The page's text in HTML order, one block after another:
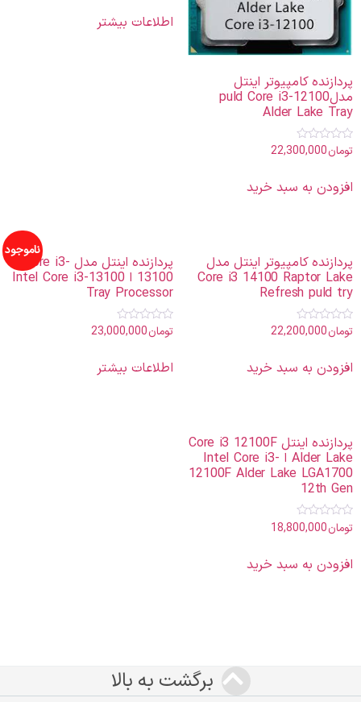
پردازنده کامپیوتر اینتل
مدلpuld Core i3-12100
Alder Lake Tray
امتیاز
0
5
تومان
افزودن به سبد خرید
5اطلاعات بیشتر
پردازنده کامپیوتر اینتل مدل
Core i3 14100 Raptor Lake
Refresh puld try
امتیاز
0
5
تومان
افزودن به سبد خرید
ناموجود
پردازنده اینتل مدل Core i3-
13100 ا Intel Core i3-13100
Tray Processor
امتیاز
0
5
تومان
اطلاعات بیشتر
پردازنده اینتل Core i3 12100F
Alder Lake ا Intel Core i3-
12100F Alder Lake LGA1700
12th Gen
امتیاز
0
تومان
افزودن به سبد خرید
برگشت به بالا